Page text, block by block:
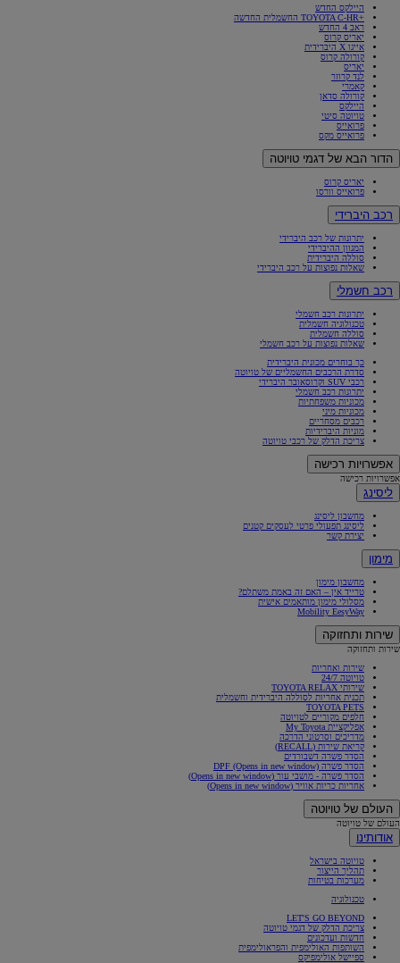
היילקס החדש
+TOYOTA C-HR החשמלית החדשה
ראב 4 החדש
יאריס קרוס
אייגו X היברידית
קורולה קרוס
יאריס
לנד קרוזר
קאמרי
קורולה סדאן
היילקס
טויוטה סיטי
פרואייס
פרואייס מקס
הדור הבא של דגמי טויוטה
יאריס קרוס
פרואייס וורסו
רכב היברידי
יתרונות של רכב היברידי
המגוון ההיברידי
סוללה היברידית
שאלות נפוצות על רכב היברידי
רכב חשמלי
יתרונות רכב חשמלי
טכנולוגיה חשמלית
סוללה חשמלית
שאלות נפוצות על רכב חשמלי
כך בוחרים מכונית היברידית
סדרת הרכבים החשמליים של טויוטה
רכבי SUV וקרוסאובר היברידי
יתרונות רכב חשמלי
מכוניות משפחתיות
מכוניות מיני
רכבים מסחריים
מוניות היברידיות
צריכת הדלק של רכבי טויוטה
אפשרויות רכישה
אפשרויות רכישה
ליסינג
מחשבון ליסינג
ליסינג תפעולי פרטי לעסקים קטנים
יצירת קשר
מימון
מחשבון מימון
טרייד אין – האם זה באמת משתלם?
מסלולי מימון מותאמים אישית
Mobility EesyWay
שירות ותחזוקה
שירות ותחזוקה
שירות ואחריות
טויוטה 24/7
שירותי TOYOTA RELAX
תכנית אחריות לסוללה היברידית וחשמלית
TOYOTA PETS
חלפים מקוריים לטויוטה
אפליקציית My Toyota
מדריכים וסרטוני הדרכה
קריאת שירות (RECALL)
הסדר פשרה דשבורדים
הסדר פשרה DPF (Opens in new window)
הסדר פשרה - מושבי עור (Opens in new window)
אחריות כריות אוויר (Opens in new window)
העולם של טויוטה
העולם של טויוטה
אודותינו
טויוטה בישראל
תהליך הייצור
מערכות בטיחות
טכנולוגיה
LET'S GO BEYOND
צריכת הדלק של דגמי טויוטה
חדשות ועדכונים
השותפות האולימפית והפראולימפית
ספיישל אולימפיקס